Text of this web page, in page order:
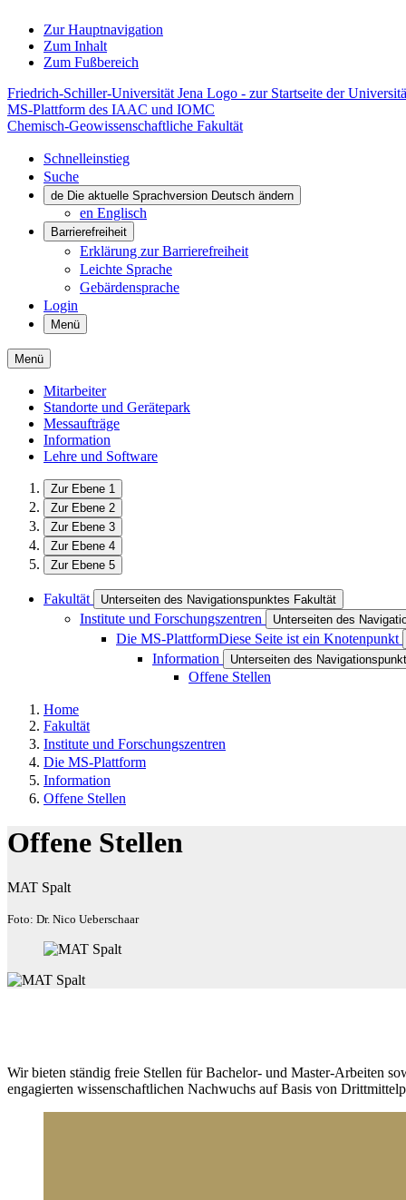
Zur Hauptnavigation
Zum Inhalt
Zum Fußbereich
Friedrich-Schiller-Universität Jena Logo - zur Startseite der
MS-Plattform des IAAC und IOMC
Chemisch-Geowissenschaftliche Fakultät
Schnelleinstieg
Suche
de Die aktuelle Sprachversion Deutsch ändern
en Englisch
Barrierefreiheit
Erklärung zur Barrierefreiheit
Leichte Sprache
Gebärdensprache
Login
Menü
Menü
Mitarbeiter
Standorte und Gerätepark
Messaufträge
Information
Lehre und Software
Zur Ebene 1
Zur Ebene 2
Zur Ebene 3
Zur Ebene 4
Zur Ebene 5
Fakultät Unterseiten des Navigationspunktes Fakultät
Institute und Forschungszentren Unterseiten des
Die MS-PlattformDiese Seite ist ein Knotenpunkt
Information
Unterseiten des
Offene Stellen
Home
Fakultät
Institute und Forschungszentren
Die MS-Plattform
Information
Offene Stellen
Offene Stellen
MAT Spalt
Foto: Dr. Nico Ueberschaar
Wir bieten ständig freie Stellen für Bachelor- und Master-Arbeiten
engagierten wissenschaftlichen Nachwuchs auf Basis von